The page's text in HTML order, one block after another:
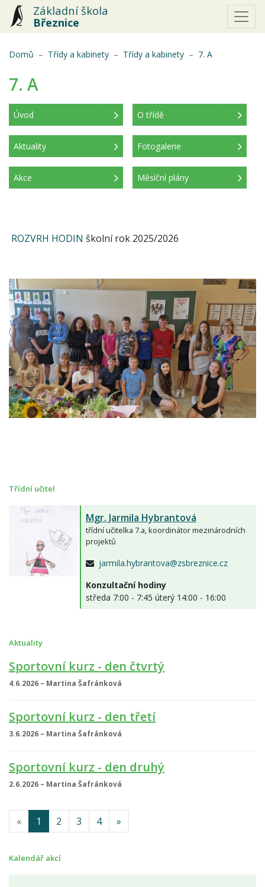
Základní škola
Březnice
Domů Třídy a kabinety Třídy a kabinety 7. A(aktuální)
7. A
Úvod
(aktuální)
O třídě
Aktuality Fotogalerie
Akce Měsíční plány
ROZVRH HODIN školní rok 2025/2026
Třídní učitel
Mgr. Jarmila Hybrantová
třídní učitelka 7.a, koordinátor mezinárodních
projektů
jarmila.hybrantova@zsbreznice.cz
Konzultační hodiny
středa 7:00 - 7:45 úterý 14:00 - 16:00
Aktuality
Sportovní kurz - den čtvrtý
4.6.2026 – Martina Šafránková
Sportovní kurz - den třetí
3.6.2026 – Martina Šafránková
Sportovní kurz - den druhý
2.6.2026 – Martina Šafránková
« 1 2 3 4 »
Kalendář akcí